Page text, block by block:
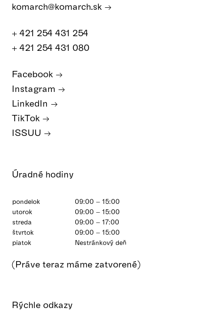
Rýchle odkazy
Úradné hodiny
pondelok
09:00 – 15:00
utorok
09:00 – 15:00
streda
09:00 – 17:00
štvrtok
09:00 – 15:00
piatok
Nestránkový deň
(Práve teraz máme zatvorené)
komarch@komarch.sk
+ 421 254 431 254
+ 421 254 431 080
Facebook
Instagram
LinkedIn
TikTok
ISSUU